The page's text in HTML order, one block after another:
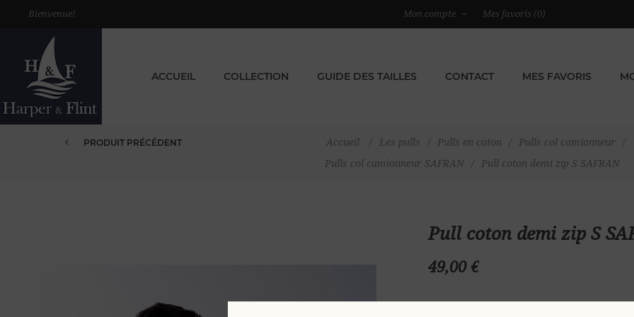
Bienvenue! Mon compte Mes favoris (0)
ACCUEIL COLLECTION GUIDE DES TAILLES CONTACT MES FAVORIS
Accueil / Les pulls / Pulls en coton / Pulls col camionneur
/
Pulls col camionneur SAFRAN
/ Pull coton demi zip S SAFRAN
PRODUIT PRÉCÉDENT
Pull coton demi zip S
49,00 €